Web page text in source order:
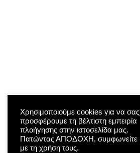
Χρησιμοποιούμε cookies για να σας
προσφέρουμε τη βέλτιστη εμπειρία
πλοήγησης στην ιστοσελίδα μας.
Πατώντας ΑΠΟΔΟΧΗ, συμφωνείτε
με τη χρήση τους.